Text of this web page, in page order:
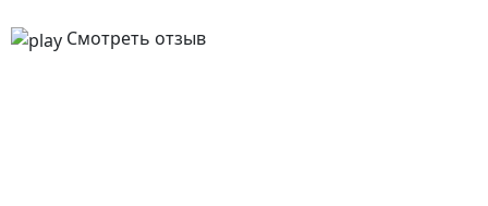
Смотреть отзыв